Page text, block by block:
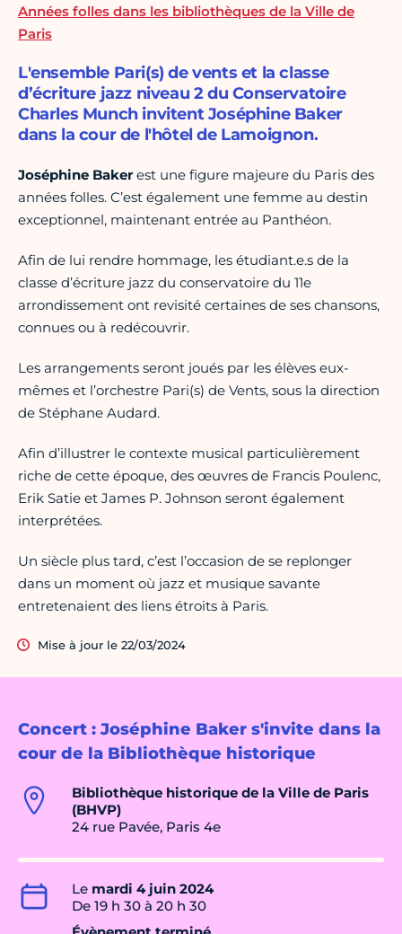
Concert : Joséphine Baker s'invite dans la
cour de la Bibliothèque historique
Bibliothèque historique de la Ville de Paris
(BHVP)
24 rue Pavée, Paris 4e
Le mardi 4 juin 2024
De 19 h 30 à 20 h 30
Années folles dans les bibliothèques de la Ville de
Paris
L'ensemble Pari(s) de vents et la classe
d’écriture jazz niveau 2 du Conservatoire
Charles Munch invitent Joséphine Baker
dans la cour de l'hôtel de Lamoignon.
Joséphine Bakerest une figure majeure du Paris des
années folles. C’est également une femme au destin
exceptionnel, maintenant entrée au Panthéon.
Afin de lui rendre hommage, les étudiant.e.s de la
classe d’écriture jazz du conservatoire du 11e
arrondissement ont revisité certaines de ses chansons,
connues ou à redécouvrir.
Les arrangements seront joués par les élèves eux-
mêmes et l’orchestre Pari(s) de Vents, sous la direction
de Stéphane Audard.
Afin d’illustrer le contexte musical particulièrement
riche de cette époque, des œuvres de Francis Poulenc,
Erik Satie et James P. Johnson seront également
interprétées.
Un siècle plus tard, c’est l’occasion de se replonger
dans un moment où jazz et musique savante
entretenaient des liens étroits à Paris.
Mise à jour le 22/03/2024